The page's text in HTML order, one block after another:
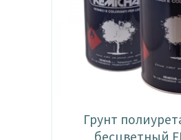
Грунт